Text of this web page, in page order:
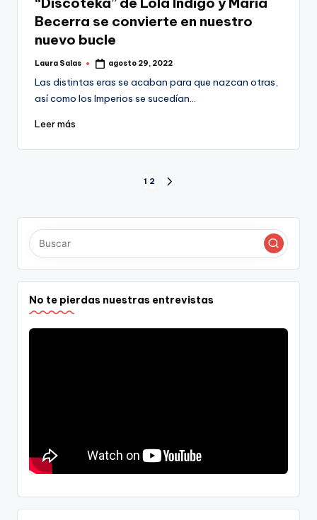
Becerra se convierte en nuestro
nuevo bucle
Publicado
Laura Salas agosto 29, 2022
Las distintas eras se acaban para que nazcan otras,
así como los Imperios se sucedían…
Leer más
de
entradas
1 2
No te pierdas nuestras entrevistas